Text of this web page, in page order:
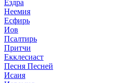
Ездра
Неемия
Есфирь
Иов
Псалтирь
Притчи
Екклесиаст
Песня Песней
Исаия